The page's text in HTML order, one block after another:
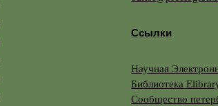
Ссылки
Научная
Библиотека
Сообщество